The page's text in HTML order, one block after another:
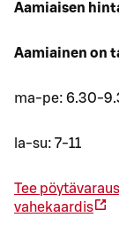
Aamiaisen
Aamiainen on
ma-pe: 6.30-
la-su: 7-11
Tee
vahekaardis